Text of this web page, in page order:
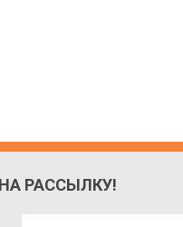
РАССЫЛКУ!